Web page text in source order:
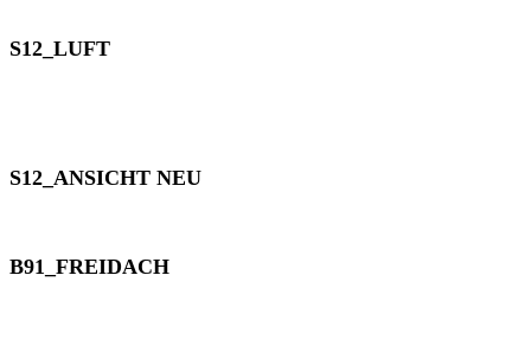
S12_LUFT
S12_ANSICHT NEU
B91_FREIDACH